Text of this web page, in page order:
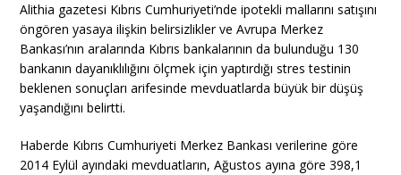
Alithia gazetesi Kıbrıs Cumhuriyeti’nde ipotekli mallarını satışını
öngören yasaya ilişkin belirsizlikler ve Avrupa Merkez
Bankası’nın aralarında Kıbrıs bankalarının da bulunduğu 130
bankanın dayanıklılığını ölçmek için yaptırdığı stres testinin
beklenen sonuçları arifesinde mevduatlarda büyük bir düşüş
yaşandığını belirtti.
Haberde Kıbrıs Cumhuriyeti Merkez Bankası verilerine göre
2014 Eylül ayındaki mevduatların, Ağustos ayına göre 398,1